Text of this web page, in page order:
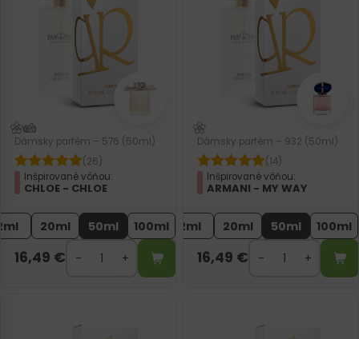
Dámsky parfém – 576 (50ml)
(26)
Inšpirované vôňou:
CHLOE - CHLOE
20ml 50ml 100ml
16,49 €
Dámsky parfém – 932 (50ml)
(14)
Inšpirované vôňou:
ARMANI - MY WAY
2ml 20ml 50ml 100ml
16,49 €